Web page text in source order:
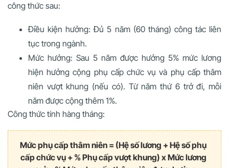
công thức sau:
Điều kiện hưởng: Đủ 5 năm (60 tháng) công tác liên
tục trong ngành.
Mức hưởng: Sau 5 năm được hưởng 5% mức lương
hiện hưởng cộng phụ cấp chức vụ và phụ cấp thâm
niên vượt khung (nếu có). Từ năm thứ 6 trở đi, mỗi
năm được cộng thêm 1%.
Công thức tính hàng tháng:
Mức phụ cấp thâm niên = (Hệ số lương + Hệ số phụ
cấp chức vụ + % Phụ cấp vượt khung) x Mức lương